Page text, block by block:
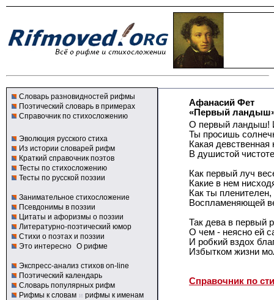
Словарь разновидностей рифмы
Поэтический словарь в примерах
Справочник по стихосложению
Эволюция русского стиха
Из истории словарей рифм
Краткий справочник поэтов
Тесты по стихосложению
Тесты по русской поэзии
Занимательное стихосложение
Псевдонимы в поэзии
Цитаты и афоризмы о поэзии
Литературно-поэтический юмор
Стихи о поэтах и поэзии
Это интересно О рифме
Экспресс-анализ стихов on-line
Поэтический календарь
Словарь популярных рифм
Рифмы к словам и рифмы к именам
Афанасий Фет
«Первый
О первый ландыш!
Ты просишь
Какая девственная
В душистой
Как первый луч
Какие в нем
Как ты пленителен,
Воспламеняющей
Так дева в первый
О чем - неясно ей
И робкий вздох
Избытком жизни
Справочник по